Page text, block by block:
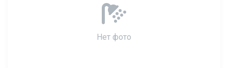
Нет фото